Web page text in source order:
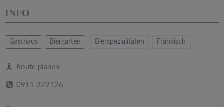
INFO
Gasthaus Biergarten Bierspezialitäten Fränkisch
Route planen
0911 222126
a
v